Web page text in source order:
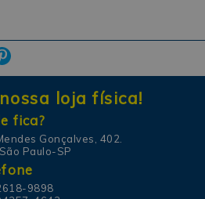
loja física!
fica?
Gonçalves, 402.
Paulo-SP
9898